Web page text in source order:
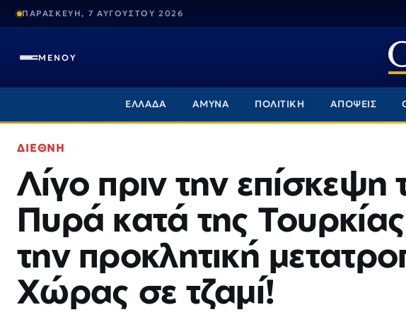
ΠΑΡΑΣΚΕΥΗ, 7 ΑΥΓΟΥΣΤΟΥ 2026
ΜΕΝΟΥ
ΕΛΛΑΔΑ ΑΜΥΝΑ ΠΟΛΙΤΙΚΗ ΑΠΟΨΕΙΣ
ΔΙΕΘΝΗ
Λίγο πριν την
Πυρά κατά της
την προκλητική
Χώρας σε τζαμί!